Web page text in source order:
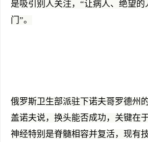
是吸引别人关注，“让病人、绝望的
门”。
俄罗斯卫生部派驻下诺夫哥罗德州
盖诺夫说，换头能否成功，关键在
神经特别是脊髓相容并复活，现有